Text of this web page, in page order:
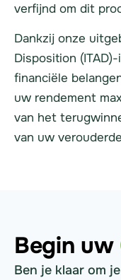
verfijnd om dit
Dankzij onze
Disposition
financiële
uw rendement
van het
van uw
Begin uw
Ben je klaar om